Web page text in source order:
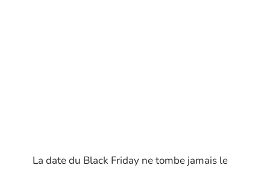
La date du Black Friday ne tombe jamais le